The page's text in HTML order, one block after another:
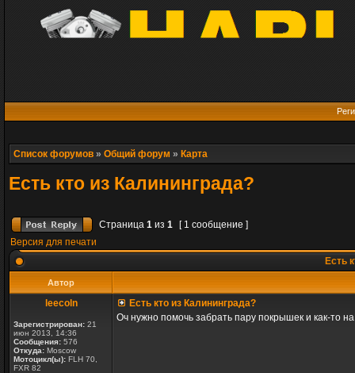
Список форумов » Общий форум » Карта
Есть кто из Калининграда?
Страница 1 из 1
[ 1 сообщение ]
Версия для печати
Есть
Автор
leecoln
Зарегистрирован: 21
июн 2013, 14:36
Сообщения: 576
Откуда: Moscow
Мотоцикл(ы): FLH 70,
FXR 82
Есть кто из Калининграда?
Оч нужно помочь забрать пару покрышек и как-то